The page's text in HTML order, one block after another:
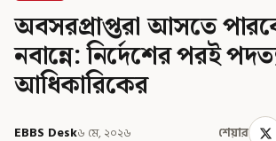
অবসরপ্রাপ্তরা আসতে
নবান্নে: নির্দেশের পরই
আধিকারিকের
EBBS Desk৬ মে, ২০২৬ শেয়ার